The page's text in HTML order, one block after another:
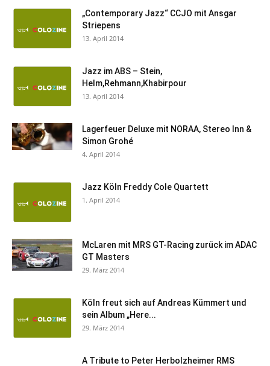
„Contemporary Jazz“ CCJO mit Ansgar
Striepens
13. April 2014
Jazz im ABS – Stein,
Helm,Rehmann,Khabirpour
13. April 2014
Lagerfeuer Deluxe mit NORAA, Stereo Inn &
Simon Grohé
4. April 2014
Jazz Köln Freddy Cole Quartett
1. April 2014
McLaren mit MRS GT-Racing zurück im ADAC
GT Masters
29. März 2014
Köln freut sich auf Andreas Kümmert und
sein Album „Here...
29. März 2014
A Tribute to Peter Herbolzheimer RMS